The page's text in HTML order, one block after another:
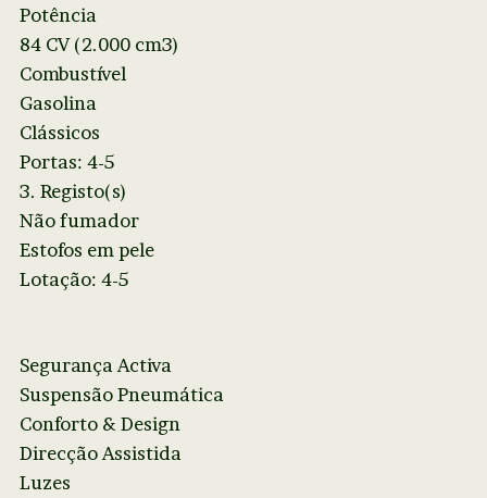
Potência
84 CV (2.000 cm3)
Combustível
Gasolina
Clássicos
Portas: 4-5
3. Registo(s)
Não fumador
Estofos em pele
Lotação: 4-5
Segurança Activa
Suspensão Pneumática
Conforto & Design
Direcção Assistida
Luzes